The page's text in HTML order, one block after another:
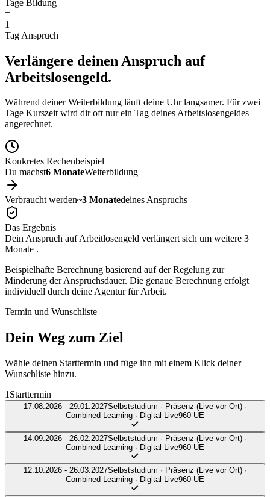
Tage Bildung
=
1
Tag Anspruch
Verlängere deinen Anspruch auf
Arbeitslosengeld.
Während deiner Weiterbildung läuft deine Uhr langsamer. Für zwei
Tage Kurszeit wird dir oft nur ein Tag deines Arbeitslosengeldes
angerechnet.
Konkretes Rechenbeispiel
Du machst6 MonateWeiterbildung
Verbraucht werden~3 Monatedeines Anspruchs
Das Ergebnis
Dein Anspruch auf Arbeitlosengeld verlängert sich um weitere 3
Monate .
Beispielhafte Berechnung basierend auf der Regelung zur
Minderung der Anspruchsdauer. Die genaue Berechnung erfolgt
individuell durch deine Agentur für Arbeit.
Termin und Wunschliste
Dein Weg zum Ziel
Wähle deinen Starttermin und füge ihn mit einem Klick deiner
Wunschliste hinzu.
1 Starttermin
17.08.2026 - 29.01.2027Selbststudium · Präsenz (Live vor Ort) ·
Combined Learning · Digital Live960 UE
14.09.2026 - 26.02.2027Selbststudium · Präsenz (Live vor Ort) ·
Combined Learning · Digital Live960 UE
12.10.2026 - 26.03.2027Selbststudium · Präsenz (Live vor Ort) ·
Combined Learning · Digital Live960 UE